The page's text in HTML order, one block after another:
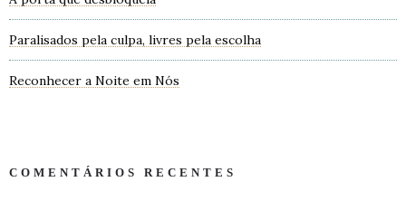
Paralisados pela culpa, livres pela escolha
Reconhecer a Noite em Nós
COMENTÁRIOS RECENTES